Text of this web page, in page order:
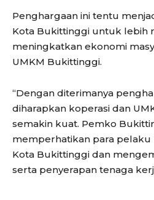
Penghargaan ini tentu
Kota Bukittinggi untuk lebih
meningkatkan ekonomi
UMKM Bukittinggi.
“Dengan diterimanya
diharapkan koperasi dan
semakin kuat. Pemko
memperhatikan para pelaku
Kota Bukittinggi dan
serta penyerapan tenaga